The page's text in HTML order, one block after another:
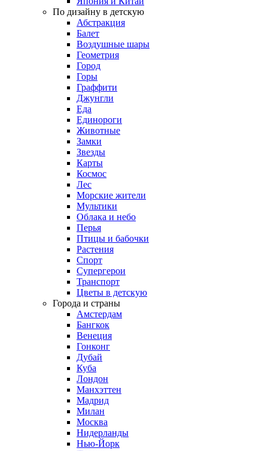
По дизайну в детскую
Абстракция
Балет
Воздушные шары
Геометрия
Город
Горы
Граффити
Джунгли
Еда
Единороги
Животные
Замки
Звезды
Карты
Космос
Лес
Морские жители
Мультики
Облака и небо
Перья
Птицы и бабочки
Растения
Спорт
Супергерои
Транспорт
Цветы в детскую
Города и страны
Амстердам
Бангкок
Венеция
Гонконг
Дубай
Куба
Лондон
Манхэттен
Мадрид
Милан
Москва
Нидерланды
Нью-Йорк